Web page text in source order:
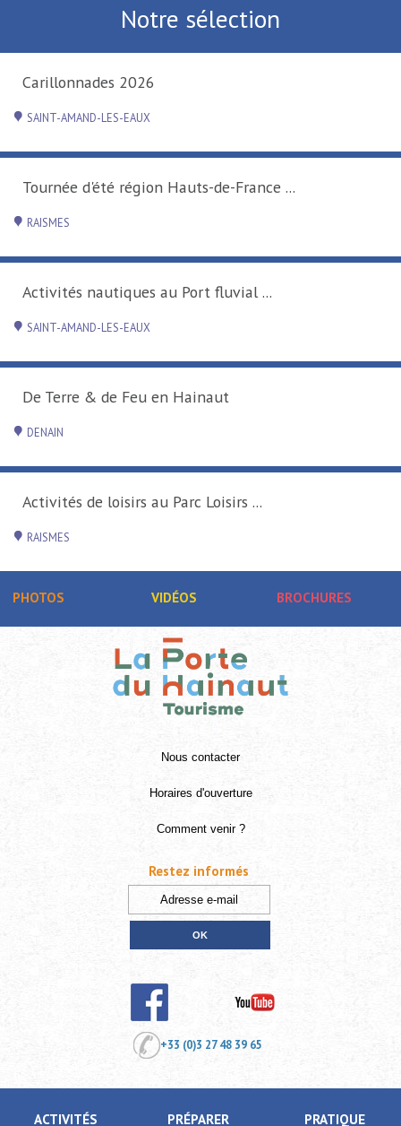
Notre sélection
Carillonnades 2026
SAINT-AMAND-LES-EAUX
Tournée d'été région Hauts-de-France ...
RAISMES
Activités nautiques au Port fluvial ...
SAINT-AMAND-LES-EAUX
De Terre & de Feu en Hainaut
DENAIN
Activités de loisirs au Parc Loisirs ...
RAISMES
PHOTOS VIDÉOS BROCHURES
Nous contacter
Horaires d'ouverture
Comment venir ?
+33 (0)3 27 48 39 65
ACTIVITÉS PRÉPARER PRATIQUE
Restez informés